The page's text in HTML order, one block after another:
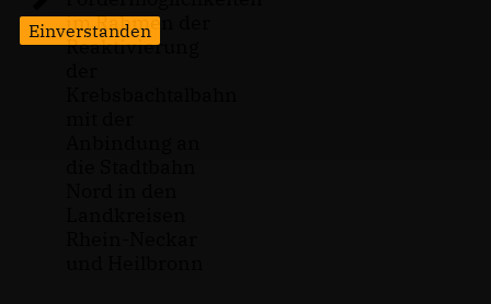
im Rahmen der
Reaktivierung
Einverstanden